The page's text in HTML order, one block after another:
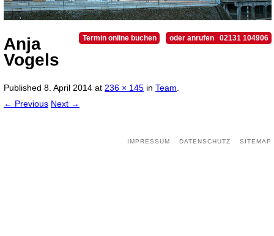
oder anrufen 02131 104906
Termin online buchen
Anja
Vogels
Published 8. April 2014 at 236 × 145 in Team.
← Previous Next →
IMPRESSUM DATENSCHUTZ SITEMAP